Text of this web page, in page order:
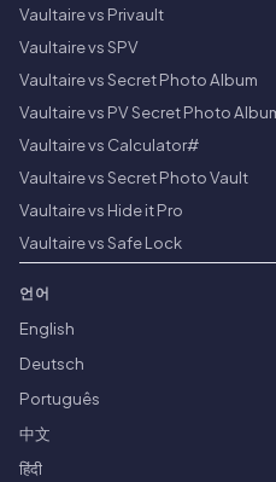
Vaultaire vs Privault
Vaultaire vs SPV
Vaultaire vs Secret Photo Album
Vaultaire vs PV Secret Photo
Vaultaire vs Calculator#
Vaultaire vs Secret Photo Vault
Vaultaire vs Hide it Pro
Vaultaire vs Safe Lock
언어
English
Deutsch
Português
中文
हिंदी